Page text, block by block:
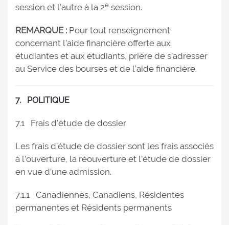
session et l’autre à la 2e session.
REMARQUE : Pour tout renseignement
concernant l’aide financière offerte aux
étudiantes et aux étudiants, prière de s’adresser
au Service des bourses et de l’aide financière.
7. POLITIQUE
7.1 Frais d’étude de dossier
Les frais d’étude de dossier sont les frais associés
à l’ouverture, la réouverture et l’étude de dossier
en vue d’une admission.
7.1.1 Canadiennes, Canadiens, Résidentes
permanentes et Résidents permanents